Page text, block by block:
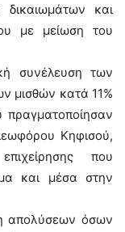
δικαιωμάτων και
με μείωση του
συνέλευση των
μισθών κατά 11%
πραγματοποίησαν
Κηφισού,
που
και μέσα στην
απολύσεων όσων